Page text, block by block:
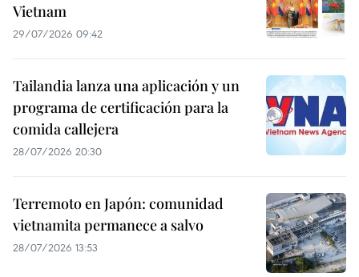
Vietnam
29/07/2026 09:42
Tailandia lanza una aplicación y un
programa de certificación para la
comida callejera
28/07/2026 20:30
Terremoto en Japón: comunidad
vietnamita permanece a salvo
28/07/2026 13:53